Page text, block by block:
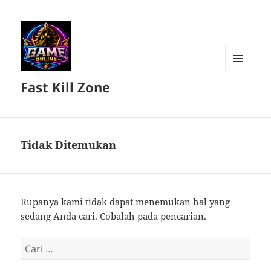
Fast Kill Zone
Tidak Ditemukan
Rupanya kami tidak dapat menemukan hal yang
sedang Anda cari. Cobalah pada pencarian.
Cari
untuk: